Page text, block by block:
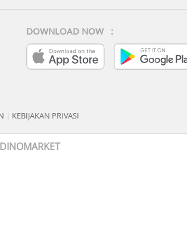
DOWNLOAD NOW :
| KEBIJAKAN PRIVASI